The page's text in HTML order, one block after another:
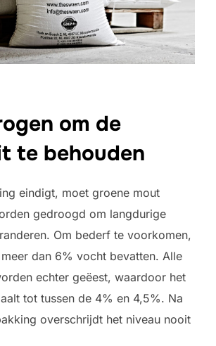
om de
te behouden
eindigt, moet groene mout
gedroogd om langdurige
Om bederf te voorkomen,
dan 6% vocht bevatten. Alle
echter geëest, waardoor het
tot tussen de 4% en 4,5%. Na
overschrijdt het niveau nooit